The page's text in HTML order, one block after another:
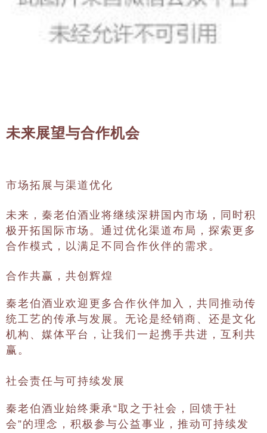
未来展望与合作机会
市场拓展与渠道优化
未来，秦老伯酒业将继续深耕国内市场，同时积
极开拓国际市场。通过优化渠道布局，探索更多
合作模式，以满足不同合作伙伴的需求。
合作共赢，共创辉煌
秦老伯酒业欢迎更多合作伙伴加入，共同推动传
统工艺的传承与发展。无论是经销商、还是文化
机构、媒体平台，让我们一起携手共进，互利共
赢。
社会责任与可持续发展
秦老伯酒业始终秉承“取之于社会，回馈于社
会”的理念，积极参与公益事业，推动可持续发